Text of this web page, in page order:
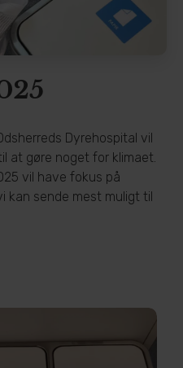
Dyrehospital vil
at gøre noget for klimaet.
vil have fokus på
kan sende mest muligt til